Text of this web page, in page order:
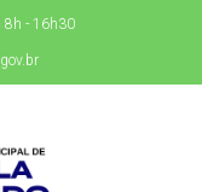
8h - 16h30